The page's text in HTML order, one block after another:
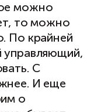
можно
то можно
По крайней
управляющий,
С
И еще
о